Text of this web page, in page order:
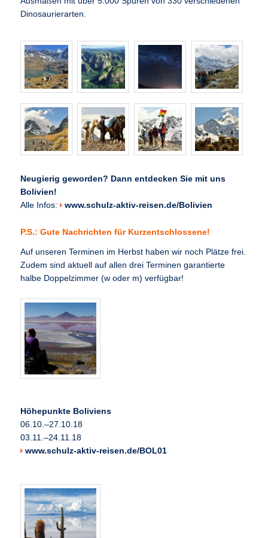
Dinosaurierarten.
Neugierig geworden? Dann entdecken Sie mit uns
Bolivien!
Alle Infos: www.schulz-aktiv-reisen.de/Bolivien
P.S.: Gute Nachrichten für Kurzentschlossene!
Auf unseren Terminen im Herbst haben wir noch Plätze frei.
Zudem sind aktuell auf allen drei Terminen garantierte
halbe Doppelzimmer (w oder m) verfügbar!
Höhepunkte Boliviens
06.10.–27.10.18
03.11.–24.11.18
www.schulz-aktiv-reisen.de/BOL01